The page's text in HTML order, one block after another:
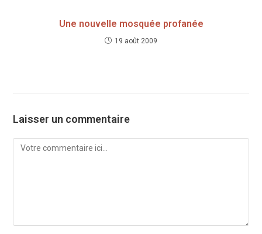
Une nouvelle mosquée profanée
19 août 2009
Laisser un commentaire
Comment